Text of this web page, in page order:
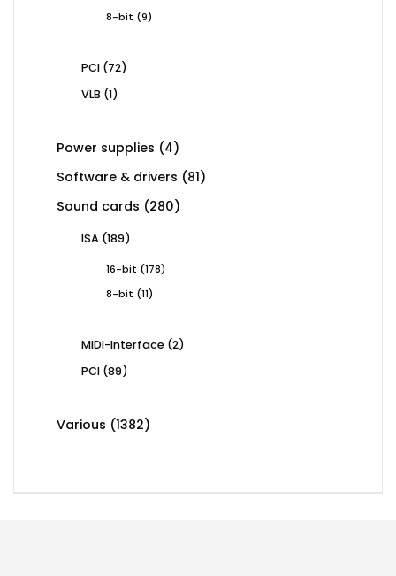
8-bit
99
PCI 7272
VLB 11
Power supplies 44
Software & drivers 8181
Sound cards 280280
ISA 189189
16-bit 178178
8-bit
1111
MIDI-Interface 22
PCI 8989
Various 13821382